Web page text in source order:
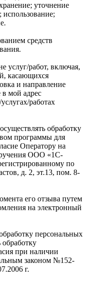
уточнение
средств
услуг/работ, включая,
касающихся
и направление
в мой адрес
работах
обработку
программы для
Оператору на
ООО «1С-
по
д. 2, эт.13, пом. 8-
его отзыва путем
на электронный
персональных
при наличии
законом №152-
г.